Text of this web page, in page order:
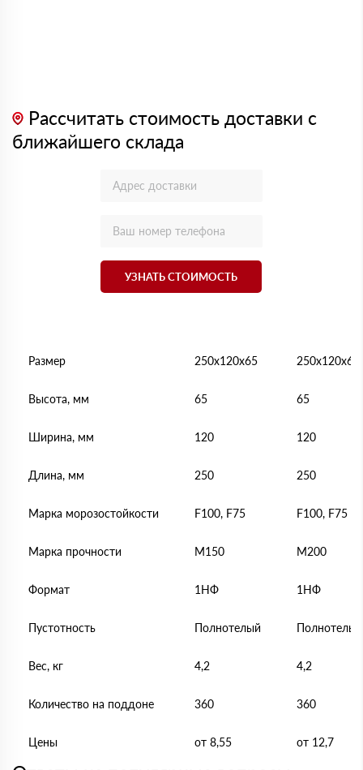
Рассчитать стоимость доставки с
ближайшего склада
УЗНАТЬ СТОИМОСТЬ
Размер
Высота, мм
Ширина, мм
Длина, мм
Марка морозостойкости
Марка прочности
Формат
Пустотность
Вес, кг
Количество на поддоне
Цены
250х120х65
65
120
250
F100, F75
М150
1НФ
Полнотелый
4,2
360
от 8,55
250х120х65
65
120
250
F100, F75
М200
1НФ
Полнотелый
4,2
360
от 12,7